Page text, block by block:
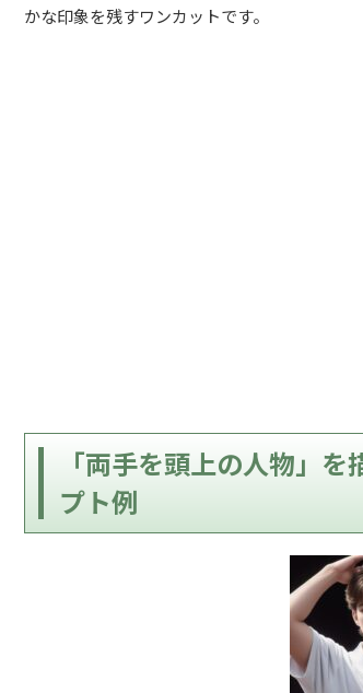
かな印象を残すワンカットです。
「両手を頭上の人物」
プト例